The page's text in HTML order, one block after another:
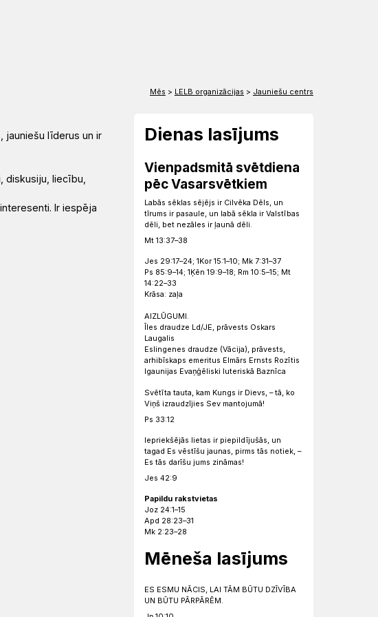
Mēs > LELB organizācijas > Jauniešu centrs
jauniešu līderus un ir
diskusiju, liecību,
Ir iespēja
Dienas lasījums
Vienpadsmitā svētdiena
pēc Vasarsvētkiem
Labās sēklas sējējs ir Cilvēka Dēls, un
tīrums ir pasaule, un labā sēkla ir Valstības
dēli, bet nezāles ir ļaunā dēli.
Mt 13:37–38
Jes 29:17–24; 1Kor 15:1–10; Mk 7:31–37
Ps 85:9–14; 1Ķēn 19:9–18; Rm 10:5–15; Mt
14:22–33
Krāsa: zaļa
AIZLŪGUMI.
Īles draudze Ld/JE, prāvests Oskars
Laugalis
Eslingenes draudze (Vācija), prāvests,
arhibīskaps emeritus Elmārs Ernsts Rozītis
Igaunijas Evaņģēliski luteriskā Baznīca
Svētīta tauta, kam Kungs ir Dievs, – tā, ko
Viņš izraudzījies Sev mantojumā!
Ps 33:12
Iepriekšējās lietas ir piepildījušās, un
tagad Es vēstīšu jaunas, pirms tās notiek, –
Es tās darīšu jums zināmas!
Jes 42:9
Papildu rakstvietas
Joz 24:1–15
Apd 28:23–31
Mk 2:23–28
Mēneša lasījums
ES ESMU NĀCIS, LAI TĀM BŪTU DZĪVĪBA
UN BŪTU PĀRPĀRĒM.